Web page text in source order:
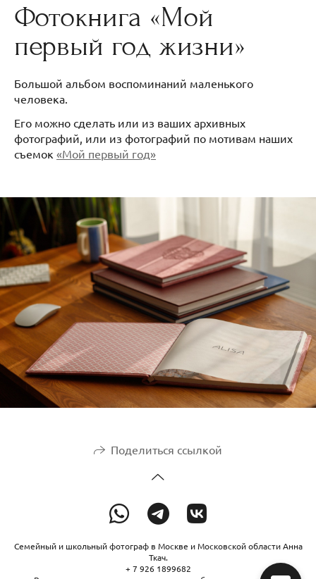
Фотокнига «Мой
первый год жизни»
Большой альбом воспоминаний маленького
человека.
Его можно сделать или из ваших архивных
фотографий, или из фотографий по мотивам наших
съемок «Мой первый год»
Поделиться ссылкой
Семейный и школьный фотограф в Москве и Московской области Анна
Ткач.
+ 7 926 1899682